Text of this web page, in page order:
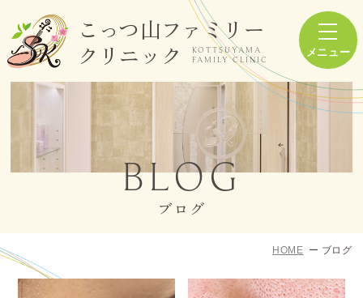
こっつ山ファミリー
クリニック
KOTTSUYAMA
FAMILY CLINIC
BLOG
ブログ
HOME ブログ